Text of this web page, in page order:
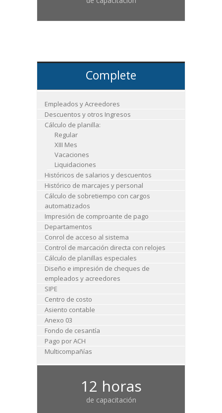
Complete
Empleados y Acreedores
Descuentos y otros Ingresos
Cálculo de planilla:
Regular
XIII Mes
Vacaciones
Liquidaciones
Históricos de salarios y descuentos
Histórico de marcajes y personal
Cálculo de sobretiempo con cargos
automatizados
Impresión de comproante de pago
Departamentos
Conrol de acceso al sistema
Control de marcación directa con relojes
Cálculo de planillas especiales
Diseño e impresión de cheques de
empleados y acreedores
SIPE
Centro de costo
Asiento contable
Anexo 03
Fondo de cesantía
Pago por ACH
Multicompañías
12 horas
de capacitación